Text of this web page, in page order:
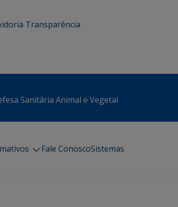
Transparência
Sanitária Animal e Vegetal
Fale ConoscoSistemas